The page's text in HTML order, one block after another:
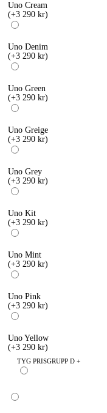
Uno Cream
(+3 290 kr)
Uno Denim
(+3 290 kr)
Uno Green
(+3 290 kr)
Uno Greige
(+3 290 kr)
Uno Grey
(+3 290 kr)
Uno Kit
(+3 290 kr)
Uno Mint
(+3 290 kr)
Uno Pink
(+3 290 kr)
Uno Yellow
(+3 290 kr)
TYG PRISGRUPP D +